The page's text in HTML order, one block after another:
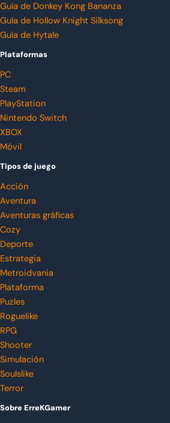
Guía de Donkey Kong Bananza
Guía de Hollow Knight Silksong
Guía de Hytale
Plataformas
PC
Steam
PlayStation
Nintendo Switch
XBOX
Móvil
Tipos de juego
Acción
Aventura
Aventuras gráficas
Cozy
Deporte
Estrategia
Metroidvania
Plataforma
Puzles
Roguelike
RPG
Shooter
Simulación
Soulslike
Terror
Sobre ErreKGamer